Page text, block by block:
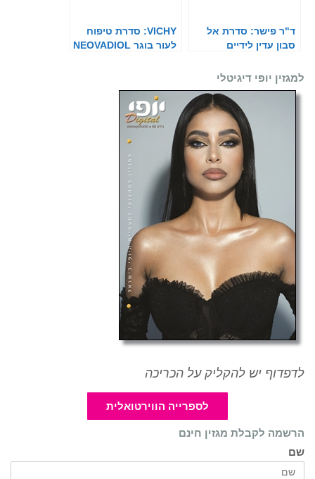
ד"ר פישר: סדרת אל
סבון עדין לידיים
VICHY: סדרת טיפוח
לעור בוגר NEOVADIOL
למגזין יופי דיגיטלי
לדפדוף יש להקליק על הכריכה
לספרייה הווירטואלית
הרשמה לקבלת מגזין חינם
שם